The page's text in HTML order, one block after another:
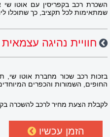
השכרת רכב בקפריסין עם אוטו
שמתאימות לכל תקציב, כך שתוכלו
חוויית נהיגה
בזכות רכב שכור מחברת אוטו שי,
החופים, השמורות והכפרים
לקבלת הצעת מחיר לרכב להשכרה
הזמן עכשיו